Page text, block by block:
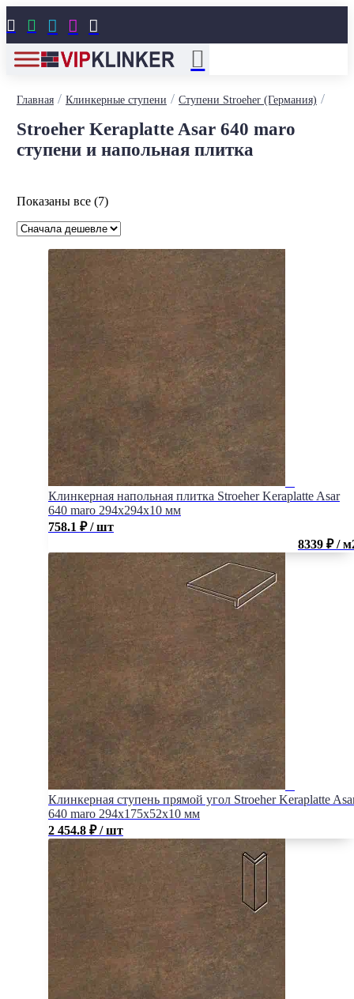
    
Главная/ Клинкерные ступени / Ступени Stroeher (Германия) /
Stroeher Keraplatte Asar 640 maro
ступени и напольная плитка
Показаны все (7)Цены:
возрастанию
Клинкерная напольная плитка Stroeher Keraplatte Asar
640 maro 294х294х10 мм
758.1 ₽ / шт
8339 ₽ /
Клинкерная ступень прямой угол Stroeher Keraplatte
640 maro 294x175x52x10 мм
2 454.8 ₽ / шт